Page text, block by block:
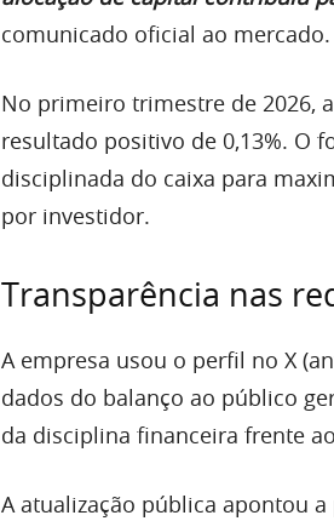
comunicado oficial ao mercado.
No primeiro trimestre de 2026,
resultado positivo de 0,13%. O
disciplinada do caixa para
por investidor.
Transparência nas
A empresa usou o perfil no X
dados do balanço ao público
da disciplina financeira frente
A atualização pública apontou